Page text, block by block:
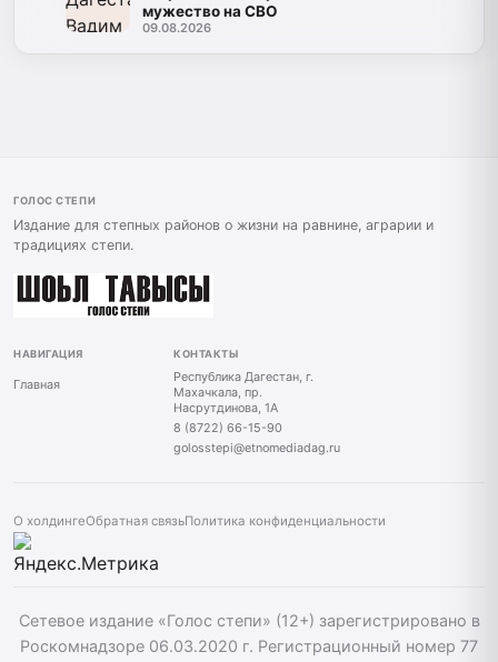
мужество на СВО
09.08.2026
ГОЛОС СТЕПИ
Издание для степных районов о жизни на равнине, аграрии и
традициях степи.
НАВИГАЦИЯ
Главная
КОНТАКТЫ
Республика Дагестан, г.
Махачкала, пр.
Насрутдинова, 1А
8 (8722) 66-15-90
golosstepi@etnomediadag.ru
О холдингеОбратная связьПолитика конфиденциальности
Сетевое издание «Голос степи» (12+) зарегистрировано в
Роскомнадзоре 06.03.2020 г. Регистрационный номер 77